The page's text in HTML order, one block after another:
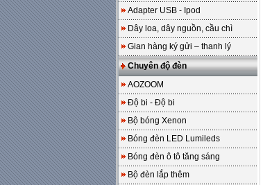
Adapter USB - Ipod
Dây loa, dây nguồn, cầu chì
Gian hàng ký gửi – thanh lý
Chuyên độ đèn
AOZOOM
Độ bi - Độ bi
Bộ bóng Xenon
Bóng đèn LED Lumileds
Bóng đèn ô tô tăng sáng
Bộ đèn lắp thêm